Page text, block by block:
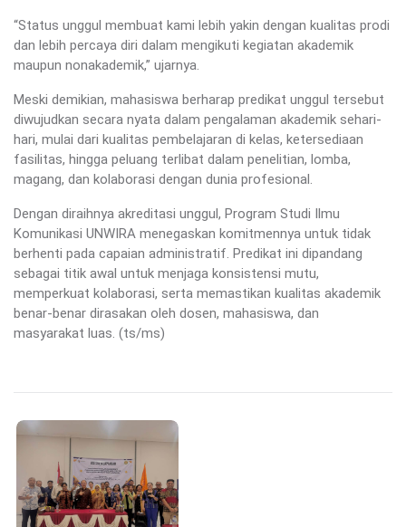
“Status unggul membuat kami lebih yakin dengan kualitas prodi
dan lebih percaya diri dalam mengikuti kegiatan akademik
maupun nonakademik,” ujarnya.
Meski demikian, mahasiswa berharap predikat unggul tersebut
diwujudkan secara nyata dalam pengalaman akademik sehari-
hari, mulai dari kualitas pembelajaran di kelas, ketersediaan
fasilitas, hingga peluang terlibat dalam penelitian, lomba,
magang, dan kolaborasi dengan dunia profesional.
Dengan diraihnya akreditasi unggul, Program Studi Ilmu
Komunikasi UNWIRA menegaskan komitmennya untuk tidak
berhenti pada capaian administratif. Predikat ini dipandang
sebagai titik awal untuk menjaga konsistensi mutu,
memperkuat kolaborasi, serta memastikan kualitas akademik
benar-benar dirasakan oleh dosen, mahasiswa, dan
masyarakat luas. (ts/ms)